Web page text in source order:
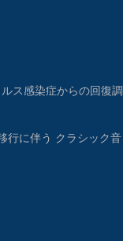
ス感染症からの回復調
行に伴う クラシック音